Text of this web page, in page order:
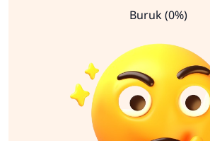
Buruk (0%)